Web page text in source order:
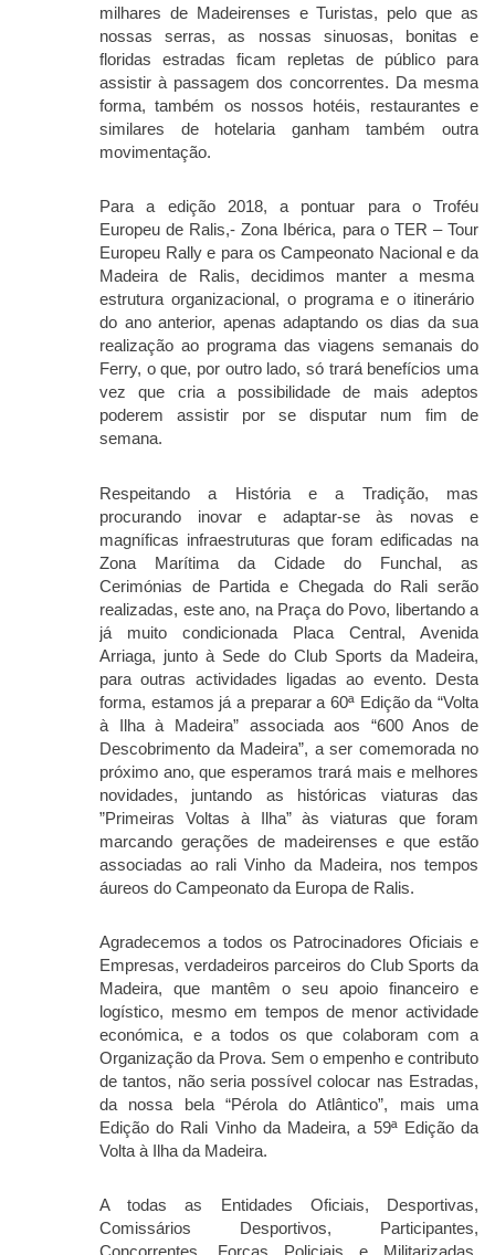
milhares de Madeirenses e Turistas, pelo que as
nossas serras, as nossas sinuosas, bonitas e
floridas estradas ficam repletas de público para
assistir à passagem dos concorrentes. Da mesma
forma, também os nossos hotéis, restaurantes e
similares de hotelaria ganham também outra
movimentação.
Para a edição 2018, a pontuar para o Troféu
Europeu de Ralis,- Zona Ibérica, para o TER – Tour
Europeu Rally e para os Campeonato Nacional e da
Madeira de Ralis, decidimos manter a mesma
estrutura organizacional, o programa e o itinerário
do ano anterior, apenas adaptando os dias da sua
realização ao programa das viagens semanais do
Ferry, o que, por outro lado, só trará benefícios uma
vez que cria a possibilidade de mais adeptos
poderem assistir por se disputar num fim de
semana.
Respeitando a História e a Tradição, mas
procurando inovar e adaptar-se às novas e
magníficas infraestruturas que foram edificadas na
Zona Marítima da Cidade do Funchal, as
Cerimónias de Partida e Chegada do Rali serão
realizadas, este ano, na Praça do Povo, libertando a
já muito condicionada Placa Central, Avenida
Arriaga, junto à Sede do Club Sports da Madeira,
para outras actividades ligadas ao evento. Desta
forma, estamos já a preparar a 60ª Edição da “Volta
à Ilha à Madeira” associada aos “600 Anos de
Descobrimento da Madeira”, a ser comemorada no
próximo ano, que esperamos trará mais e melhores
novidades, juntando as históricas viaturas das
”Primeiras Voltas à Ilha” às viaturas que foram
marcando gerações de madeirenses e que estão
associadas ao rali Vinho da Madeira, nos tempos
áureos do Campeonato da Europa de Ralis.
Agradecemos a todos os Patrocinadores Oficiais e
Empresas, verdadeiros parceiros do Club Sports da
Madeira, que mantêm o seu apoio financeiro e
logístico, mesmo em tempos de menor actividade
económica, e a todos os que colaboram com a
Organização da Prova. Sem o empenho e contributo
de tantos, não seria possível colocar nas Estradas,
da nossa bela “Pérola do Atlântico”, mais uma
Edição do Rali Vinho da Madeira, a 59ª Edição da
Volta à Ilha da Madeira.
A todas as Entidades Oficiais, Desportivas,
Comissários Desportivos, Participantes,